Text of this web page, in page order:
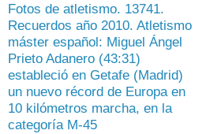
Fotos de atletismo. 13741.
Recuerdos año 2010. Atletismo
máster español: Miguel Ángel
Prieto Adanero (43:31)
estableció en Getafe (Madrid)
un nuevo récord de Europa en
10 kilómetros marcha, en la
categoría M-45